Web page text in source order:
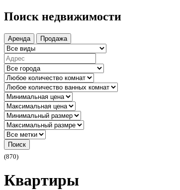
Поиск недвижимости
Аренда Продажа
Поиск
(870)
Квартиры